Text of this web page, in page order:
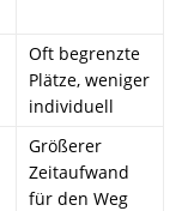
Oft begrenzte
Plätze, weniger
individuell
Größerer
Zeitaufwand
für den Weg